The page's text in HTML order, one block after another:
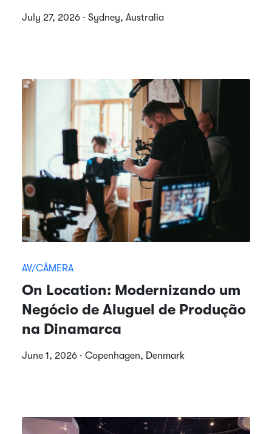
July 27, 2026 · Sydney, Australia
AV/CÂMERA
On Location: Modernizando um
Negócio de Aluguel de Produção
na Dinamarca
June 1, 2026 · Copenhagen, Denmark